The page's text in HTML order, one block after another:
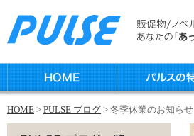
HOME > PULSE ブログ > 冬季休業のお知らせ